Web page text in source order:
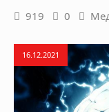
919 0
16.12.2021